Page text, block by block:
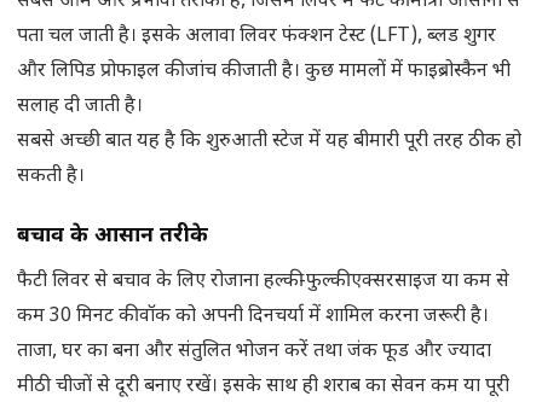
पता चल जाती है। इसके अलावा लिवर फंक्शन टेस्ट (LFT), ब्लड शुगर
और लिपिड प्रोफाइल की जांच की जाती है। कुछ मामलों में फाइब्रोस्कैन भी
सलाह दी जाती है।
सबसे अच्छी बात यह है कि शुरुआती स्टेज में यह बीमारी पूरी तरह ठीक हो
सकती है।
बचाव के आसान तरीके
फैटी लिवर से बचाव के लिए रोजाना हल्की-फुल्की एक्सरसाइज या कम से
कम 30 मिनट की वॉक को अपनी दिनचर्या में शामिल करना जरूरी है।
ताजा, घर का बना और संतुलित भोजन करें तथा जंक फूड और ज्यादा
मीठी चीजों से दूरी बनाए रखें। इसके साथ ही शराब का सेवन कम या पूरी